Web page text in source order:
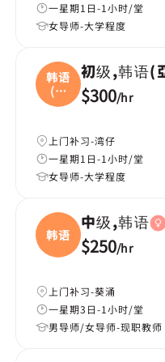
一星期1日-1小时/堂
女导师-大学程度
韩语
(亞
洲
初级,韩语(
$300/hr
上门补习-湾仔
一星期1日-1小时/堂
女导师-大学程度
韩语
中级,韩语
$250/hr
上门补习-葵涌
一星期3日-1小时/堂
男导师/女导师-现职教师